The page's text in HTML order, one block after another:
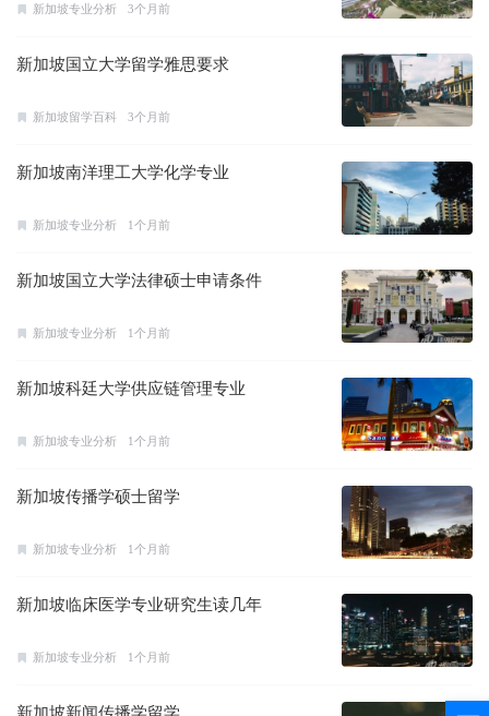
新加坡专业分析 3个月前
新加坡国立大学留学雅思要求
新加坡留学百科 3个月前
新加坡南洋理工大学化学专业
新加坡专业分析 1个月前
新加坡国立大学法律硕士申请条件
新加坡专业分析 1个月前
新加坡科廷大学供应链管理专业
新加坡专业分析 1个月前
新加坡传播学硕士留学
新加坡专业分析 1个月前
新加坡临床医学专业研究生读几年
新加坡专业分析 1个月前
新加坡新闻传播学留学